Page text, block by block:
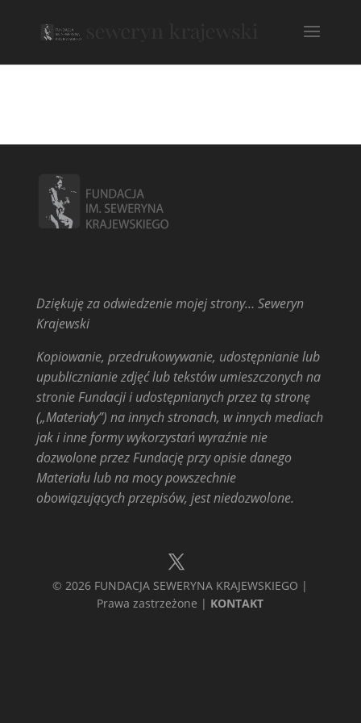
Dziękuję za odwiedzenie mojej strony… Seweryn
Krajewski
Kopiowanie, przedrukowywanie, udostępnianie lub
upublicznianie zdjęć lub tekstów umieszczonych na
stronie Fundacji i udostępnianych przez tą stronę
(„Materiały”) na innych stronach, w innych mediach
jak i inne formy wykorzystań wyraźnie nie
dozwolone przez Fundację przy opisie danego
Materiału lub na mocy powszechnie
obowiązujących przepisów, jest niedozwolone.
© 2026 FUNDACJA SEWERYNA KRAJEWSKIEGO |
Prawa zastrzeżone | KONTAKT